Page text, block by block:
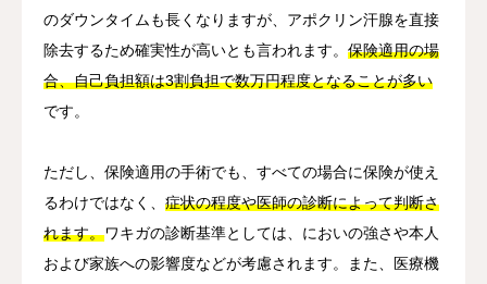
のダウンタイムも長くなりますが、アポクリン汗腺を直接
除去するため確実性が高いとも言われます。 保険適用の場
合、自己負担額は3割負担で数万円程度となることが多い
です。
ただし、保険適用の手術でも、すべての場合に保険が使え
るわけではなく、 症状の程度や医師の診断によって判断さ
れます。ワキガの診断基準としては、においの強さや本人
および家族への影響度などが考慮されます。また、医療機